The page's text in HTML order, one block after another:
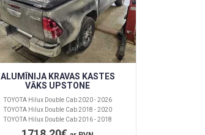
ALUMĪNIJA KRAVAS KASTES
VĀKS UPSTONE
TOYOTA Hilux Double Cab 2020 - 2026
TOYOTA Hilux Double Cab 2018 - 2020
TOYOTA Hilux Double Cab 2016 - 2018